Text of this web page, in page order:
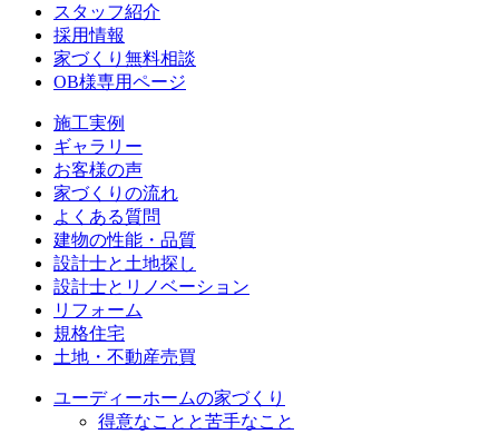
スタッフ紹介
採用情報
家づくり無料相談
OB様専用ページ
施⼯実例
ギャラリー
お客様の声
家づくりの流れ
よくある質問
建物の性能・品質
設計士と土地探し
設計士とリノベーション
リフォーム
規格住宅
⼟地・不動産売買
ユーディーホームの家づくり
得意なことと苦手なこと